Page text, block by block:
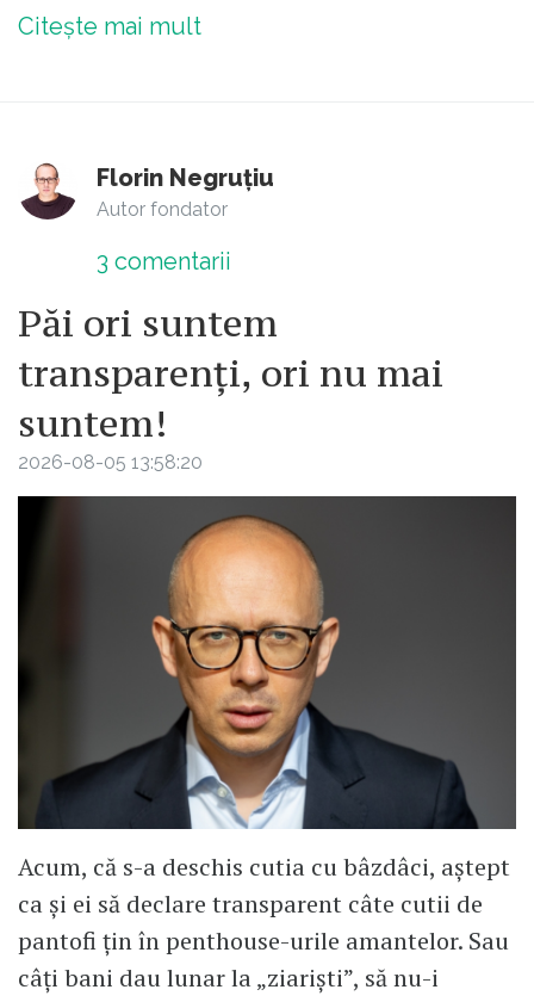
Citește mai mult
Florin Negruțiu
Autor fondator
3 comentarii
Păi ori suntem
transparenți, ori nu mai
suntem!
2026-08-05 13:58:20
Acum, că s-a deschis cutia cu bâzdâci, aștept
ca și ei să declare transparent câte cutii de
pantofi țin în penthouse-urile amantelor. Sau
câți bani dau lunar la „ziariști”, să nu-i